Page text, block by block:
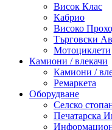
Висок Клас
Кабрио
Високо
Търговски
Мотоциклети
Камиони / влекачи
Камиони /
Ремаркета
Оборудване
Селско
Печатарска